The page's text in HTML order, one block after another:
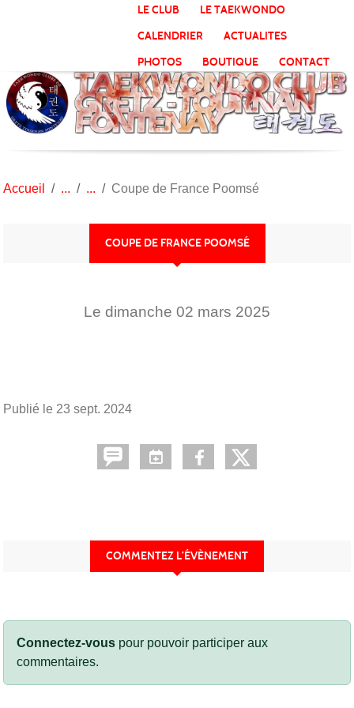
LE CLUB
LE TAEKWONDO
CALENDRIER
ACTUALITES
PHOTOS
BOUTIQUE CONTACT
Accueil Coupe de France Poomsé
COUPE DE FRANCE POOMSÉ
Le dimanche 02 mars 2025
Publié le 23 sept. 2024
COMMENTEZ L’ÉVÈNEMENT
Connectez-vous pour pouvoir participer aux
commentaires.
Panneau de gestion des cookies